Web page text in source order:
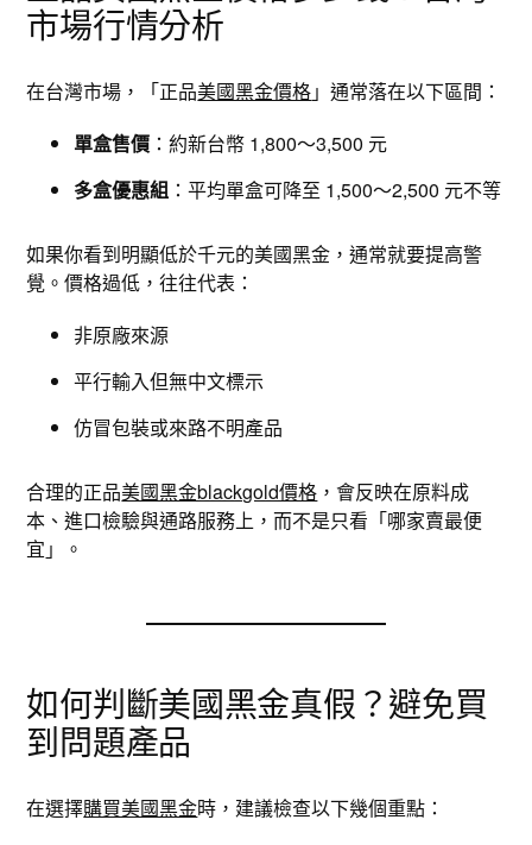
市場行情分析
在台灣市場，「正品美國黑金價格」通常落在以下區間：
單盒售價 ：約新台幣 1,800～3,500 元
多盒優惠組 ：平均單盒可降至 1,500～2,500 元不等
如果你看到明顯低於千元的美國黑金，通常就要提高警
覺。價格過低，往往代表：
非原廠來源
平行輸入但無中文標示
仿冒包裝或來路不明產品
合理的正品美國黑金blackgold價格 ，會反映在原料成
本、進口檢驗與通路服務上，而不是只看「哪家賣最便
宜」。
如何判斷美國黑金真假？避免買
到問題產品
在選擇購買美國黑金時，建議檢查以下幾個重點：